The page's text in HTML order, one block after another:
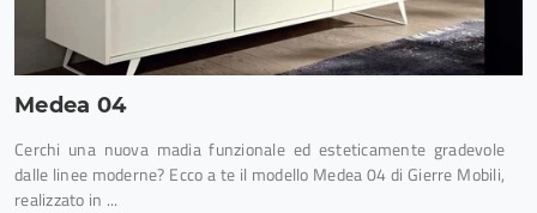
Medea 04
Cerchi una nuova madia funzionale ed esteticamente gradevole
dalle linee moderne? Ecco a te il modello Medea 04 di Gierre Mobili,
realizzato in ...